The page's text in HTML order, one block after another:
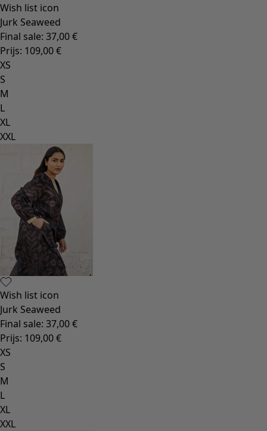
Wish list icon
Jurk Seaweed
Final sale: 37,00 €
Prijs: 109,00 €
XS
S
M
L
XL
XXL
Wish list icon
Jurk Seaweed
Final sale: 37,00 €
Prijs: 109,00 €
XS
S
M
L
XL
XXL